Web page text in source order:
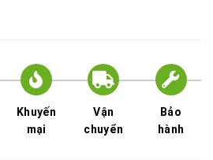
Khuyến
mại
Vận
chuyển
Bảo
hành